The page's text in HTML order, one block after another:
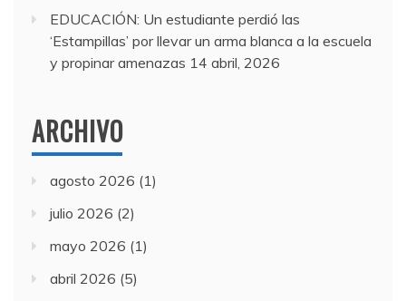
EDUCACIÓN: Un estudiante perdió las
‘Estampillas’ por llevar un arma blanca a la escuela
y propinar amenazas 14 abril, 2026
ARCHIVO
agosto 2026 (1)
julio 2026 (2)
mayo 2026 (1)
abril 2026 (5)